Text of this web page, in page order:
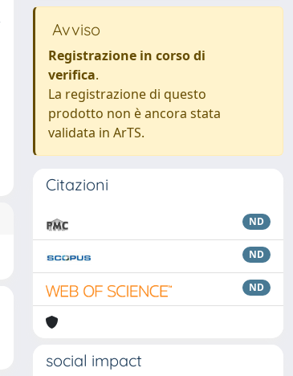
Avviso
Registrazione in corso di
verifica.
La registrazione di questo
prodotto non è ancora stata
validata in ArTS.
Citazioni
ND
ND
ND
social impact